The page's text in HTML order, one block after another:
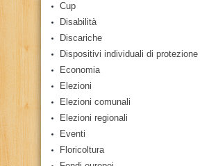
Cup
Disabilità
Discariche
Dispositivi individuali di protezione
Economia
Elezioni
Elezioni comunali
Elezioni regionali
Eventi
Floricoltura